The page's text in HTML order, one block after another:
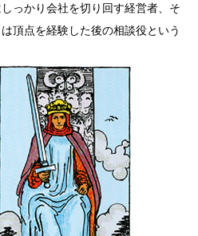
っかり会社を切り回す経営者、そ
頂点を経験した後の相談役という